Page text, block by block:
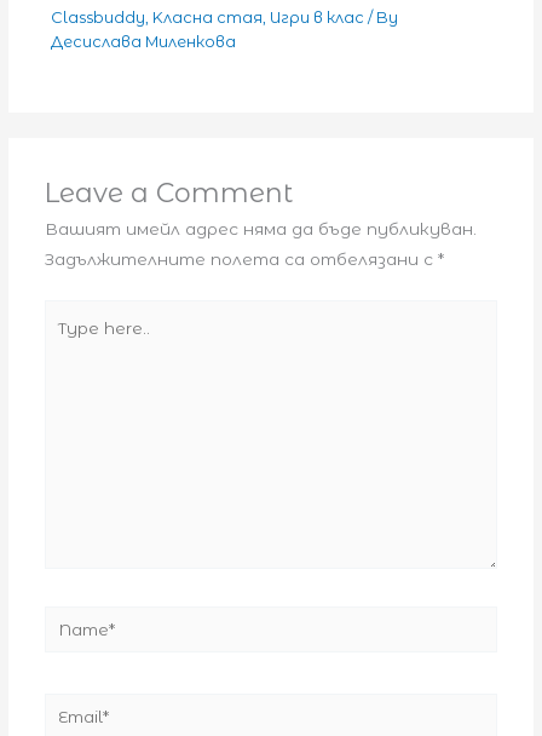
Classbuddy, Kласна стая, Игри в клас / By
Десислава Миленкова
Leave a Comment
Вашият имейл адрес няма да бъде публикуван.
Задължителните полета са отбелязани с *
here..